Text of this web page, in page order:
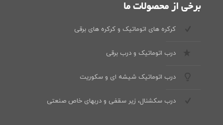
برخی از محصولات ما
کرکره های اتوماتیک و کرکره های برقی
درب اتوماتیک و درب برقی
درب اتوماتیک شیشه ای و سکوریت
درب سکشنال، زیر سقفی و دربهای خاص صنعتی